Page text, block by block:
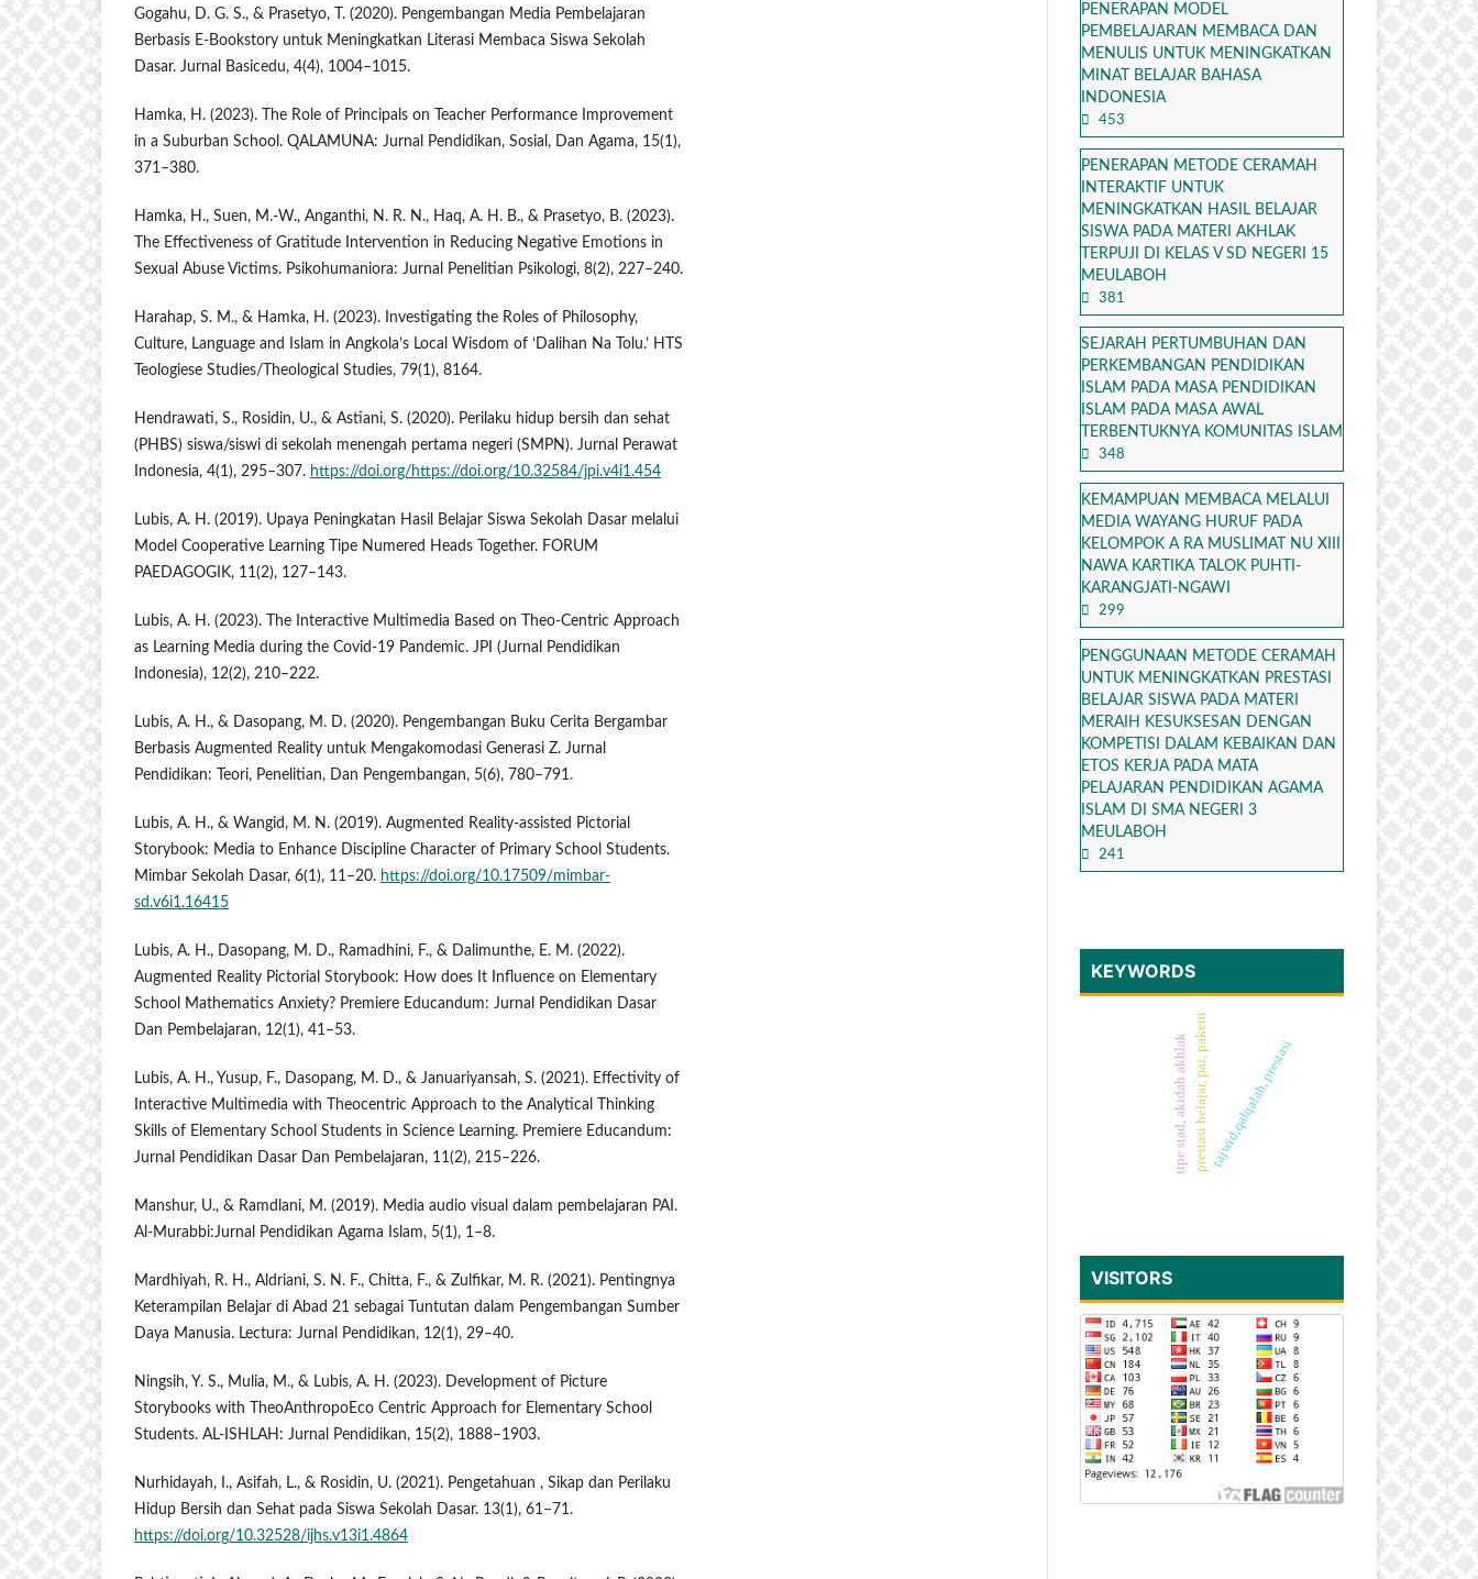
Gogahu, D. G. S., & Prasetyo, T. (2020). Pengembangan Media Pembelajaran
Berbasis E-Bookstory untuk Meningkatkan Literasi Membaca Siswa Sekolah
Dasar. Jurnal Basicedu, 4(4), 1004–1015.
Hamka, H. (2023). The Role of Principals on Teacher Performance Improvement
in a Suburban School. QALAMUNA: Jurnal Pendidikan, Sosial, Dan Agama, 15(1),
371–380.
Hamka, H., Suen, M.-W., Anganthi, N. R. N., Haq, A. H. B., & Prasetyo, B. (2023).
The Effectiveness of Gratitude Intervention in Reducing Negative Emotions in
Sexual Abuse Victims. Psikohumaniora: Jurnal Penelitian Psikologi, 8(2), 227–240.
Harahap, S. M., & Hamka, H. (2023). Investigating the Roles of Philosophy,
Culture, Language and Islam in Angkola’s Local Wisdom of ‘Dalihan Na Tolu.’ HTS
Teologiese Studies/Theological Studies, 79(1), 8164.
Hendrawati, S., Rosidin, U., & Astiani, S. (2020). Perilaku hidup bersih dan sehat
(PHBS) siswa/siswi di sekolah menengah pertama negeri (SMPN). Jurnal Perawat
Indonesia, 4(1), 295–307. https://doi.org/https://doi.org/10.32584/jpi.v4i1.454
Lubis, A. H. (2019). Upaya Peningkatan Hasil Belajar Siswa Sekolah Dasar melalui
Model Cooperative Learning Tipe Numered Heads Together. FORUM
PAEDAGOGIK, 11(2), 127–143.
Lubis, A. H. (2023). The Interactive Multimedia Based on Theo-Centric Approach
as Learning Media during the Covid-19 Pandemic. JPI (Jurnal Pendidikan
Indonesia), 12(2), 210–222.
Lubis, A. H., & Dasopang, M. D. (2020). Pengembangan Buku Cerita Bergambar
Berbasis Augmented Reality untuk Mengakomodasi Generasi Z. Jurnal
Pendidikan: Teori, Penelitian, Dan Pengembangan, 5(6), 780–791.
Lubis, A. H., & Wangid, M. N. (2019). Augmented Reality-assisted Pictorial
Storybook: Media to Enhance Discipline Character of Primary School Students.
Mimbar Sekolah Dasar, 6(1), 11–20. https://doi.org/10.17509/mimbar-
sd.v6i1.16415
Lubis, A. H., Dasopang, M. D., Ramadhini, F., & Dalimunthe, E. M. (2022).
Augmented Reality Pictorial Storybook: How does It Influence on Elementary
School Mathematics Anxiety? Premiere Educandum: Jurnal Pendidikan Dasar
Dan Pembelajaran, 12(1), 41–53.
Lubis, A. H., Yusup, F., Dasopang, M. D., & Januariyansah, S. (2021). Effectivity of
Interactive Multimedia with Theocentric Approach to the Analytical Thinking
Skills of Elementary School Students in Science Learning. Premiere Educandum:
Jurnal Pendidikan Dasar Dan Pembelajaran, 11(2), 215–226.
Manshur, U., & Ramdlani, M. (2019). Media audio visual dalam pembelajaran PAI.
Al-Murabbi:Jurnal Pendidikan Agama Islam, 5(1), 1–8.
Mardhiyah, R. H., Aldriani, S. N. F., Chitta, F., & Zulfikar, M. R. (2021). Pentingnya
Keterampilan Belajar di Abad 21 sebagai Tuntutan dalam Pengembangan Sumber
Daya Manusia. Lectura: Jurnal Pendidikan, 12(1), 29–40.
Ningsih, Y. S., Mulia, M., & Lubis, A. H. (2023). Development of Picture
Storybooks with TheoAnthropoEco Centric Approach for Elementary School
Students. AL-ISHLAH: Jurnal Pendidikan, 15(2), 1888–1903.
Nurhidayah, I., Asifah, L., & Rosidin, U. (2021). Pengetahuan , Sikap dan Perilaku
Hidup Bersih dan Sehat pada Siswa Sekolah Dasar. 13(1), 61–71.
https://doi.org/10.32528/ijhs.v13i1.4864
PENERAPAN MODEL
PEMBELAJARAN MEMBACA DAN
MENULIS UNTUK MENINGKATKAN
MINAT BELAJAR BAHASA
INDONESIA
453
PENERAPAN METODE CERAMAH
INTERAKTIF UNTUK
MENINGKATKAN HASIL BELAJAR
SISWA PADA MATERI AKHLAK
TERPUJI DI KELAS V SD NEGERI 15
MEULABOH
381
SEJARAH PERTUMBUHAN DAN
PERKEMBANGAN PENDIDIKAN
ISLAM PADA MASA PENDIDIKAN
ISLAM PADA MASA AWAL
TERBENTUKNYA KOMUNITAS ISLAM
348
KEMAMPUAN MEMBACA MELALUI
MEDIA WAYANG HURUF PADA
KELOMPOK A RA MUSLIMAT NU XIII
NAWA KARTIKA TALOK PUHTI-
KARANGJATI-NGAWI
299
PENGGUNAAN METODE CERAMAH
UNTUK MENINGKATKAN PRESTASI
BELAJAR SISWA PADA MATERI
MERAIH KESUKSESAN DENGAN
KOMPETISI DALAM KEBAIKAN DAN
ETOS KERJA PADA MATA
PELAJARAN PENDIDIKAN AGAMA
ISLAM DI SMA NEGERI 3
MEULABOH
241
KEYWORDS
prestasi belajar, pai, pakem
tipe stad, akidah akhlak tajwid,qalqalah, prestasi
VISITORS